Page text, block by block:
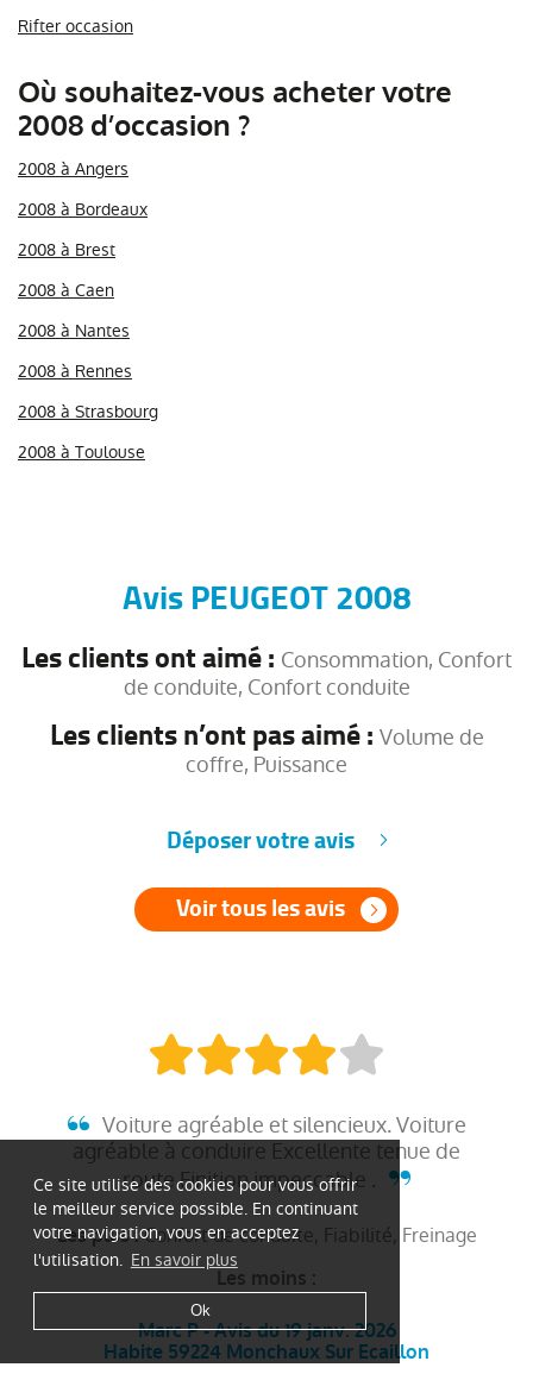
Ce site utilise des cookies pour vous offrir
le meilleur service possible. En continuant
votre navigation, vous en acceptez
l'utilisation. En savoir plus
Ok
Rifter occasion
Où souhaitez-vous acheter votre
2008 d’occasion ?
2008 à Angers
2008 à Bordeaux
2008 à Brest
2008 à Caen
2008 à Nantes
2008 à Rennes
2008 à Strasbourg
2008 à Toulouse
Avis PEUGEOT 2008
Les clients ont aimé : Consommation, Confort
de conduite, Confort conduite
Les clients n’ont pas aimé : Volume de
coffre, Puissance
Déposer votre avis
Voir tous les avis
Voiture agréable et silencieux. Voiture
agréable à conduire Excellente tenue de
route Finition impeccable .
Les plus :Confort de conduite, Fiabilité, Freinage
Les moins :
Marc P - Avis du 19 janv. 2026
Habite 59224 Monchaux Sur Ecaillon